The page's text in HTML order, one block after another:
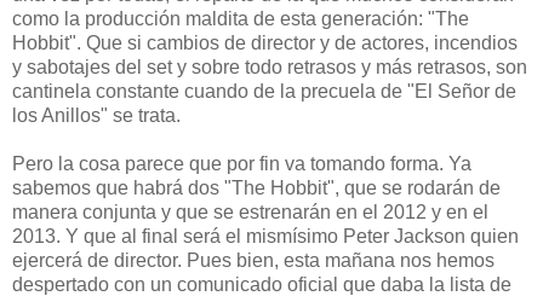
como la producción maldita de esta generación: "The
Hobbit". Que si cambios de director y de actores, incendios
y sabotajes del set y sobre todo retrasos y más retrasos, son
cantinela constante cuando de la precuela de "El Señor de
los Anillos" se trata.
Pero la cosa parece que por fin va tomando forma. Ya
sabemos que habrá dos "The Hobbit", que se rodarán de
manera conjunta y que se estrenarán en el 2012 y en el
2013. Y que al final será el mismísimo Peter Jackson quien
ejercerá de director. Pues bien, esta mañana nos hemos
despertado con un comunicado oficial que daba la lista de